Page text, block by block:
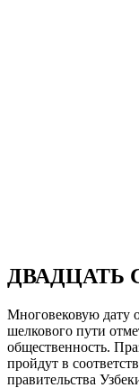
ДВАДЦАТЬ
Многовековую дату
шелкового пути
общественность.
пройдут в
правительства